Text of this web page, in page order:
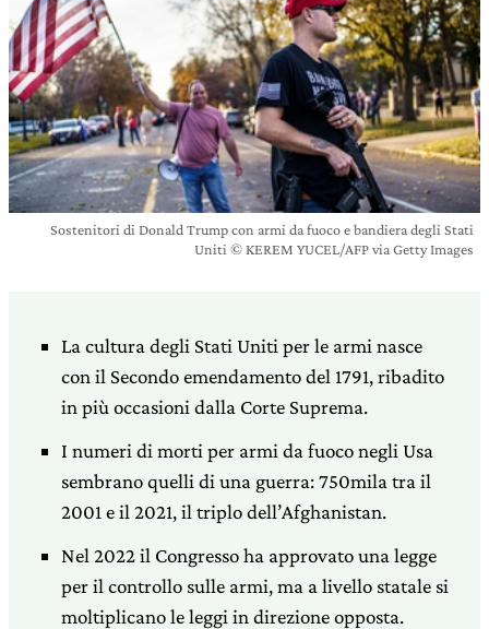
Sostenitori di Donald Trump con armi da fuoco e bandiera degli Stati
Uniti © KEREM YUCEL/AFP via Getty Images
La cultura degli Stati Uniti per le armi nasce
con il Secondo emendamento del 1791, ribadito
in più occasioni dalla Corte Suprema.
I numeri di morti per armi da fuoco negli Usa
sembrano quelli di una guerra: 750mila tra il
2001 e il 2021, il triplo dell’Afghanistan.
Nel 2022 il Congresso ha approvato una legge
per il controllo sulle armi, ma a livello statale si
moltiplicano le leggi in direzione opposta.